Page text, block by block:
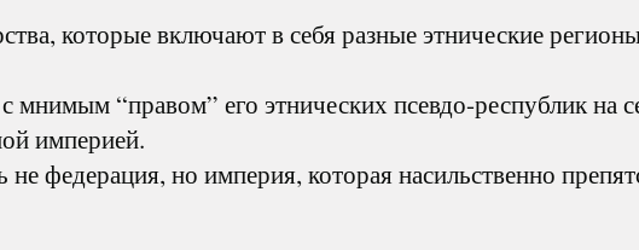
которые включают в себя разные этнические
мнимым “правом” его этнических псевдо-республик на
империей.
федерация, но империя, которая насильственно